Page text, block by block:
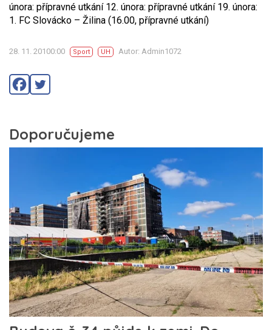
února: přípravné utkání12. února: přípravné utkání19. února:
1. FC Slovácko – Žilina (16.00, přípravné utkání)
28. 11. 20100:00 Sport UH Autor: Admin1072